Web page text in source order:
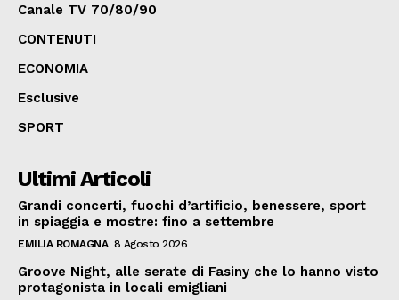
Canale TV 70/80/90
CONTENUTI
ECONOMIA
Esclusive
SPORT
Ultimi Articoli
Grandi concerti, fuochi d’artificio, benessere, sport
in spiaggia e mostre: fino a settembre
EMILIA ROMAGNA 8 Agosto 2026
Groove Night, alle serate di Fasiny che lo hanno visto
protagonista in locali emigliani